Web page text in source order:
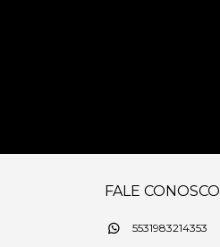
FALE CONOSCO
5531983214353